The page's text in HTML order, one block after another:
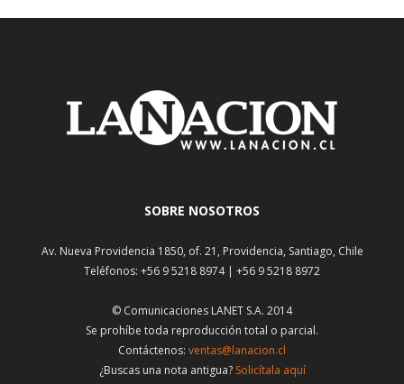
SOBRE NOSOTROS
Av. Nueva Providencia 1850, of. 21, Providencia, Santiago, Chile
Teléfonos: +56 9 5218 8974 | +56 9 5218 8972
© Comunicaciones LANET S.A. 2014
Se prohíbe toda reproducción total o parcial.
Contáctenos: ventas@lanacion.cl
¿Buscas una nota antigua? Solicítala aquí